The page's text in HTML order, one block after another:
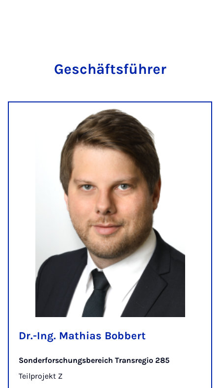
Ge­schäfts­füh­rer
Dr.-Ing. Mathias Bobbert
Sonderforschungsbereich Transregio 285
Teilprojekt Z